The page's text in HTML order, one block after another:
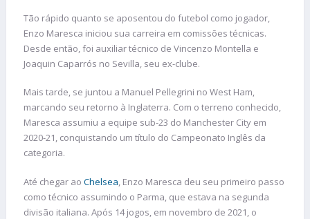
Tão rápido quanto se aposentou do futebol como jogador,
Enzo Maresca iniciou sua carreira em comissões técnicas.
Desde então, foi auxiliar técnico de Vincenzo Montella e
Joaquin Caparrós no Sevilla, seu ex-clube.
Mais tarde, se juntou a Manuel Pellegrini no West Ham,
marcando seu retorno à Inglaterra. Com o terreno conhecido,
Maresca assumiu a equipe sub-23 do Manchester City em
2020-21, conquistando um título do Campeonato Inglês da
categoria.
Até chegar ao Chelsea, Enzo Maresca deu seu primeiro passo
como técnico assumindo o Parma, que estava na segunda
divisão italiana. Após 14 jogos, em novembro de 2021, o